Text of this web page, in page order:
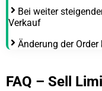
Bei weiter
Verkauf
Änderung der
FAQ – Sell